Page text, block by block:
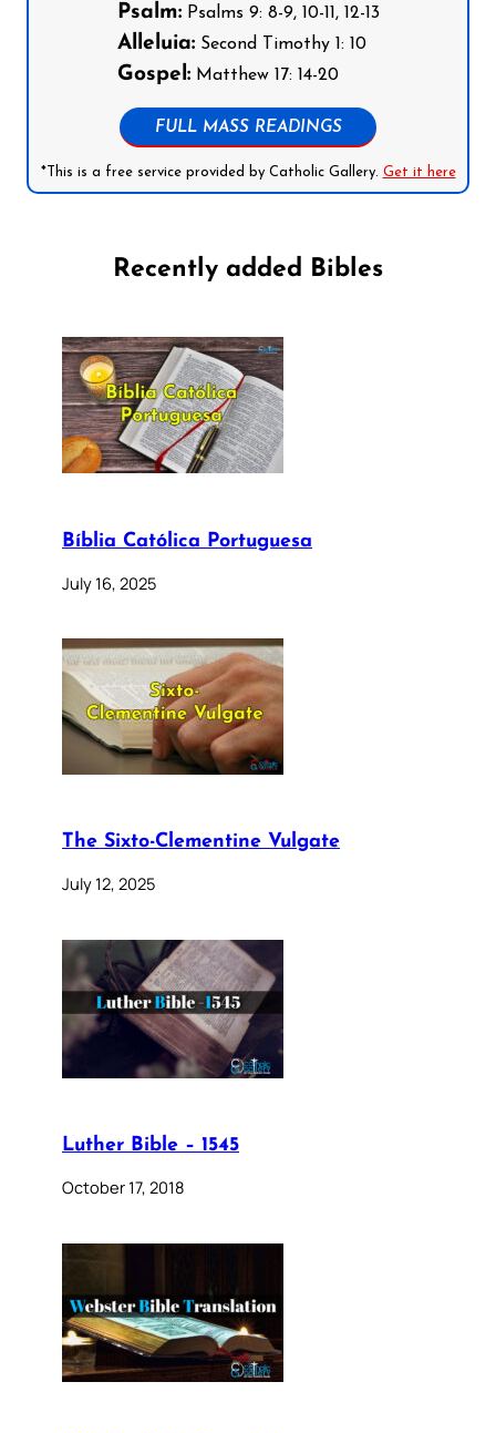
Psalm:Psalms 9: 8-9, 10-11, 12-13
Alleluia:Second Timothy 1: 10
Gospel:Matthew 17: 14-20
FULL MASS READINGS
*This is a free service provided by Catholic Gallery. Get it here
Recently added Bibles
Bíblia Católica Portuguesa
July 16, 2025
The Sixto-Clementine Vulgate
July 12, 2025
Luther Bible – 1545
October 17, 2018